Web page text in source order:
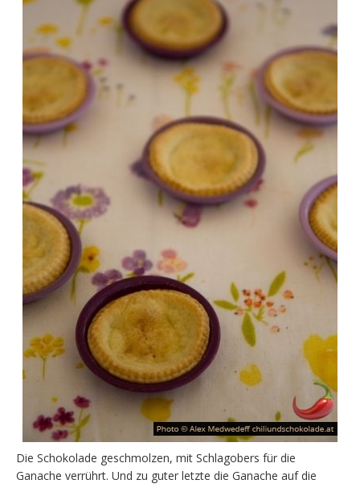
Die Schokolade geschmolzen, mit Schlagobers für die
Ganache verrührt. Und zu guter letzte die Ganache auf die